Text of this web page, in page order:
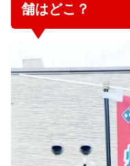
舗はどこ？